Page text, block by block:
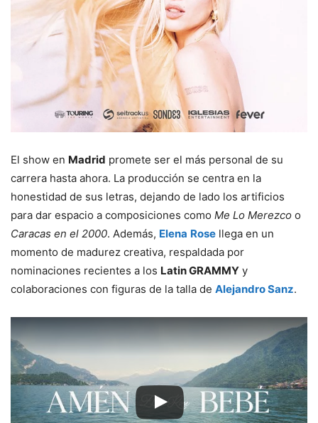
El show en Madrid promete ser el más personal de su
carrera hasta ahora. La producción se centra en la
honestidad de sus letras, dejando de lado los artificios
para dar espacio a composiciones como Me Lo Merezco o
Caracas en el 2000. Además, Elena Rose llega en un
momento de madurez creativa, respaldada por
nominaciones recientes a los Latin GRAMMY y
colaboraciones con figuras de la talla de Alejandro Sanz.